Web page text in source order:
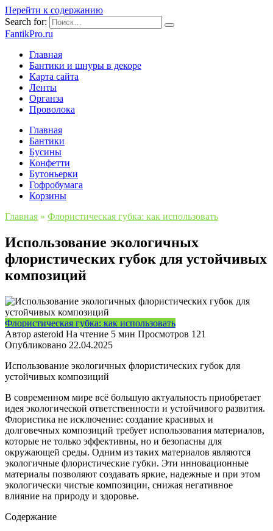
Перейти к содержанию
Search for:
FantikPro.ru
Главная
Бантики и шнуры в декоре
Карта сайта
Ленты
Органза
Проволока
Главная
Бантики
Бусины
Конфетти
Бутоньерки
Гофробумага
Корзины
Главная » Флористическая губка: как использовать
Использование экологичных
флористических губок для устойчивых
композиций
Флористическая губка: как использовать
Автор asteroid На чтение 5 мин Просмотров 121
Опубликовано 22.04.2025
Использование экологичных флористических губок для
устойчивых композиций
В современном мире всё большую актуальность приобретает
идея экологической ответственности и устойчивого развития.
Флористика не исключение: создание красивых и
долговечных композиций требует использования материалов,
которые не только эффективны, но и безопасны для
окружающей среды. Одним из таких материалов являются
экологичные флористические губки. Эти инновационные
материалы позволяют создавать яркие, надежные и при этом
экологически чистые композиции, снижая негативное
влияние на природу и здоровье.
Содержание